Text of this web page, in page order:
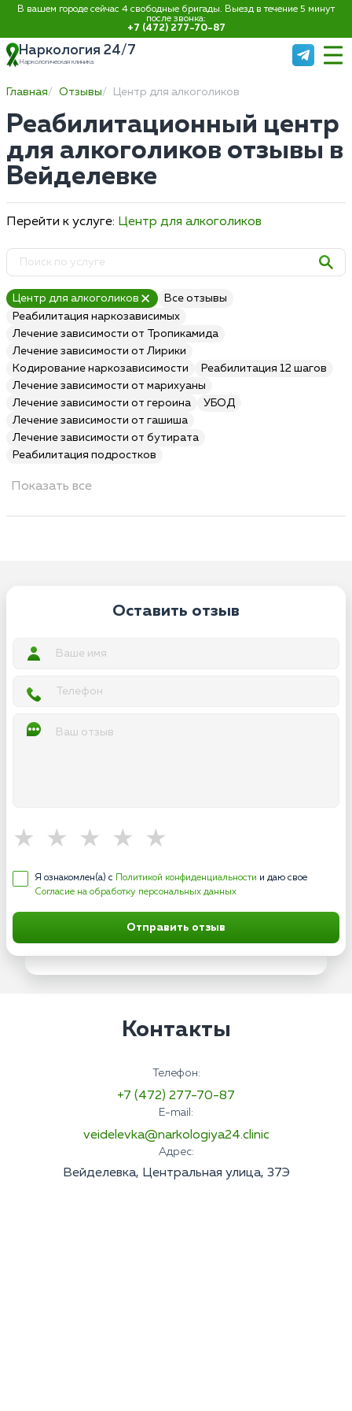
В вашем городе сейчас 4 свободные бригады. Выезд в течение 5 минут
после звонка:
+7 (472) 277-70-87
Наркология 24/7
Наркологическая клиника
Главная Отзывы Центр для алкоголиков
Реабилитационный центр
для алкоголиков отзывы в
Вейделевке
Перейти к услуге: Центр для алкоголиков
Центр для алкоголиков
Все отзывы
Реабилитация наркозависимых
Лечение зависимости от Тропикамида
Лечение зависимости от Лирики
Кодирование наркозависимости
Реабилитация 12 шагов
Лечение зависимости от марихуаны
Лечение зависимости от героина
УБОД
Лечение зависимости от гашиша
Лечение зависимости от бутирата
Реабилитация подростков
Показать все
Оставить отзыв
Я ознакомлен(а) с Политикой конфиденциальности и даю свое
Согласие на обработку персональных данных
Отправить отзыв
Контакты
Телефон:
+7 (472) 277-70-87
E-mail:
veidelevka@narkologiya24.clinic
Адрес:
Вейделевка, Центральная улица, 37Э